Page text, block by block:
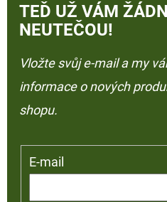
TEĎ UŽ VÁM
NEUTEČOU!
Vložte svůj e-mail a my
informace o nových
shopu.
E-mail